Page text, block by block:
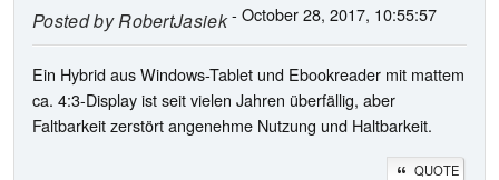
Posted byRobertJasiek- October 28, 2017, 10:55:57
Ein Hybrid aus Windows-Tablet und Ebookreader mit mattem
ca. 4:3-Display ist seit vielen Jahren überfällig, aber
Faltbarkeit zerstört angenehme Nutzung und Haltbarkeit.
QUOTE